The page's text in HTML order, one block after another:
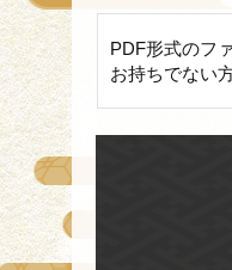
PDF形式のフ
お持ちでない